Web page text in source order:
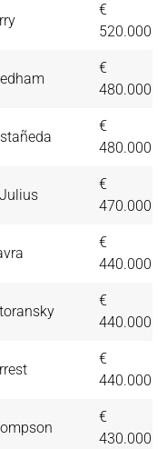
€
520.000
€
480.000
€
480.000
€
470.000
€
440.000
€
440.000
€
440.000
€
430.000